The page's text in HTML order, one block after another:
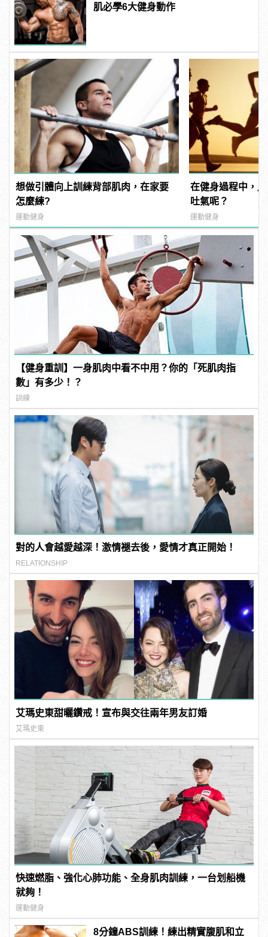
肌必學6大健身動作
想做引體向上訓練背部肌肉，在家要
怎麼練?
運動健身
在健身過程中，
吐氣呢？
運動健身
【健身重訓】一身肌肉中看不中用？你的「死肌肉指
數」有多少！？
訓練
對的人會越愛越深！激情褪去後，愛情才真正開始！
RELATIONSHIP
艾瑪史東甜曬鑽戒！宣布與交往兩年男友訂婚
艾瑪史東
快速燃脂、強化心肺功能、全身肌肉訓練，一台划船機
就夠！
運動健身
8分鐘ABS訓練！練出精實腹肌和立